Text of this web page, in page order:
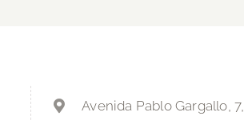
Avenida Pablo Gargallo, 7,